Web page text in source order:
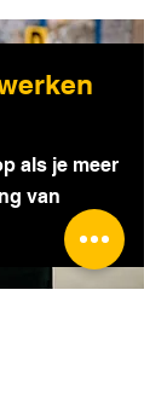
als je meer
van